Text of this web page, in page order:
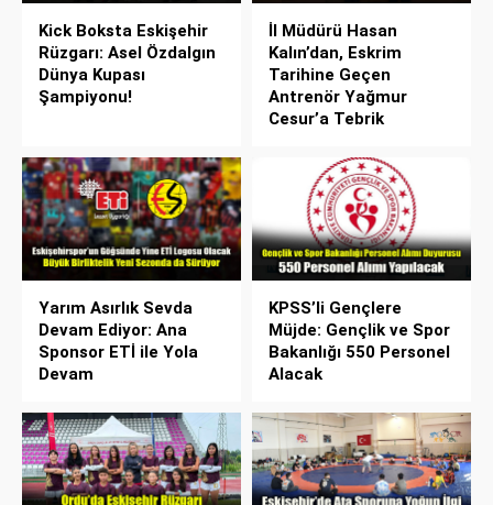
Kick Boksta Eskişehir
Rüzgarı: Asel Özdalgın
Dünya Kupası
Şampiyonu!
İl Müdürü Hasan
Kalın’dan, Eskrim
Tarihine Geçen
Antrenör Yağmur
Cesur’a Tebrik
Yarım Asırlık Sevda
Devam Ediyor: Ana
Sponsor ETİ ile Yola
Devam
KPSS’li Gençlere
Müjde: Gençlik ve Spor
Bakanlığı 550 Personel
Alacak